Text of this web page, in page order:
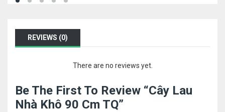
REVIEWS (0)
There are no reviews yet.
Be The First To Review “Cây Lau
Nhà Khô 90 Cm TQ”